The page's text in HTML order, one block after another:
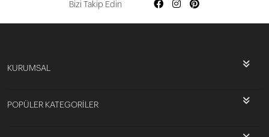
Bizi Takip Edin
KURUMSAL
POPÜLER KATEGORİLER